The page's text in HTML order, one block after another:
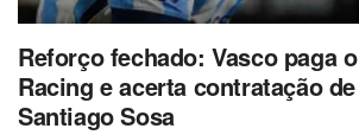
Reforço fechado: Vasco paga o
Racing e acerta contratação de
Santiago Sosa